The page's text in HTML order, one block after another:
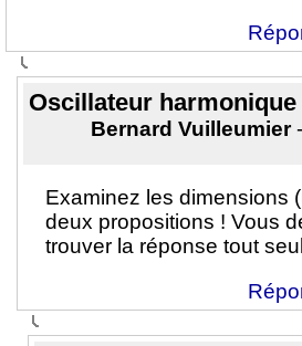
Oscillateur harmonique
Bernard Vuilleumier-
Examinez les dimensions
deux propositions ! Vous
trouver la réponse tout